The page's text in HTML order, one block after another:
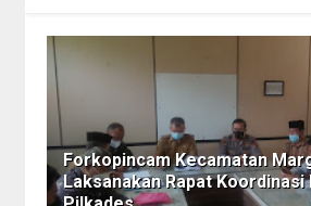
Forkopincam Kecamatan
Laksanakan Rapat Koordinasi